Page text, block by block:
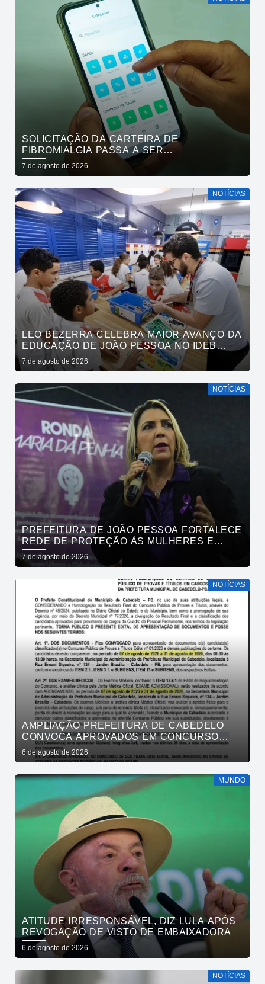
SOLICITAÇÃO DA CARTEIRA DE
FIBROMIALGIA PASSA A SER
EXCLUSIVAMENTE PELO APLICATIVO JOÃO
PESSOA NA PALMA DA MÃO
7 de agosto de 2026
NOTÍCIAS
LEO BEZERRA CELEBRA MAIOR AVANÇO DA
EDUCAÇÃO DE JOÃO PESSOA NO IDEB
ENTRE CAPITAIS DO NORDESTE
7 de agosto de 2026
NOTÍCIAS
PREFEITURA DE JOÃO PESSOA FORTALECE
REDE DE PROTEÇÃO ÀS MULHERES E
ENTENDE QUE ACOLHER É SALVAR VIDAS
7 de agosto de 2026
NOTÍCIAS
AMPLIAÇÃO PREFEITURA DE CABEDELO
CONVOCA APROVADOS EM CONCURSO
PÚBLICO DA SAÚDE PARA APRESENTAÇÃO
DE DOCUMENTOS
6 de agosto de 2026
MUNDO
ATITUDE IRRESPONSÁVEL, DIZ LULA APÓS
REVOGAÇÃO DE VISTO DE EMBAIXADORA
6 de agosto de 2026
NOTÍCIAS